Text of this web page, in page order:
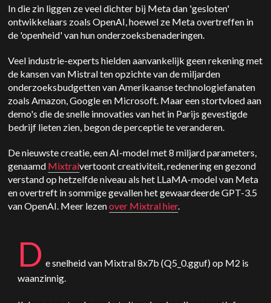
In die zin liggen ze veel dichter bij Meta dan 'gesloten'
ontwikkelaars zoals OpenAI, hoewel ze Meta overtreffen in
de 'openheid' van hun onderzoeksbenaderingen.
Veel industrie-experts hielden aanvankelijk geen rekening met
de kansen van Mistral ten opzichte van de miljarden
onderzoeksbudgetten van Amerikaanse technologiefanaten
zoals Amazon, Google en Microsoft. Maar een stortvloed aan
demo's die de snelle innovaties van het in Parijs gevestigde
bedrijf lieten zien, begon de perceptie te veranderen.
De nieuwste creatie, een AI-model met 8 miljard parameters,
genaamd Mixtralvertoont creativiteit, redenering en gezond
verstand op hetzelfde niveau als het LLaMA-model van Meta
en overtreft in sommige gevallen het gewaardeerde GPT-3.5
van OpenAI. Meer lezenover Mixtral hier.
D e snelheid van Mixtral 8x7b (Q5_0.gguf) op M2 is
waanzinnig.